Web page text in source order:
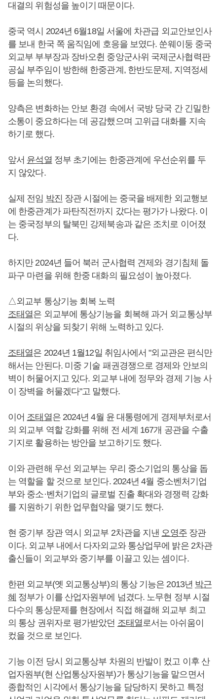
대결의 위험성을 높이기 때문이다.
중국 역시 2024년 6월18일 서울에 차관급 외교안보인사
를 보내 한국 쪽 움직임에 호응을 보였다. 쑨웨이둥 중국
외교부 부부장과 장바오췬 중앙군사위 국제군사협력판
공실 부주임이 방한해 한중관계, 한반도문제, 지역정세
등을 논의했다.
양측은 변화하는 안보 환경 속에서 국방 당국 간 긴밀한
소통이 중요하다는 데 공감했으며 고위급 대화를 지속
하기로 했다.
앞서 윤석열 정부 초기에는 한중관계에 우선순위를 두
지 않았다.
실제 전임 박진 장관 시절에는 중국을 배제한 외교행보
에 한중관계가 파탄직전까지 갔다는 평가가 나왔다. 이
는 중국정부의 탈북민 강제북송과 같은 조치로 이어졌
다.
하지만 2024년 들어 북러 군사협력 견제와 경기침체 돌
파구 마련을 위해 한중 대화의 필요성이 높아졌다.
△외교부 통상기능 회복 노력
조태열은 외교부에 통상기능을 회복해 과거 외교통상부
시절의 위상을 되찾기 위해 노력하고 있다.
조태열은 2024년 1월12일 취임사에서 "외교관은 편식만
해서는 안된다. 미중 기술 패권경쟁으로 경제와 안보의
벽이 허물어지고 있다. 외교부 내에 정무와 경제 기능 사
이 장벽을 허물겠다"고 말했다.
이어 조태열은 2024년 4월 윤 대통령에게 경제부처로서
의 외교부 역할 강화를 위해 전 세계 167개 공관을 수출
기지로 활용하는 방안을 보고하기도 했다.
이와 관련해 우선 외교부는 우리 중소기업의 통상을 돕
는 역할을 할 것으로 보인다. 2024년 4월 중소벤처기업
부와 중소·벤처기업의 글로벌 진출 확대와 경쟁력 강화
를 지원하기 위한 업무협약을 맺기도 했다.
현 중기부 장관 역시 외교부 2차관을 지낸 오영주장관
이다. 외교부 내에서 다자외교와 통상업무에 밝은 2차관
출신들이 외교부와 중기부를 이끌고 있는 셈이다.
한편 외교부(옛 외교통상부)의 통상 기능은 2013년 박근
혜 정부가 이를 산업자원부에 넘겼다. 노무현 정부 시절
다수의 통상문제를 현장에서 직접 해결해 외교부 최고
의 통상 권위자로 평가받았던 조태열로서는 아쉬움이
컸을 것으로 보인다.
기능 이전 당시 외교통상부 차원의 반발이 컸고 이후 산
업자원부(현 산업통상자원부)가 통상기능을 맡으면서
종합적인 시각에서 통상기능을 담당하지 못하고 특정